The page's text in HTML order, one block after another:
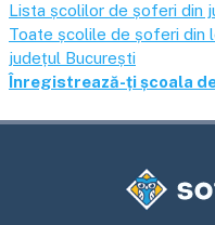
Lista școlilor de șoferi din
Toate școlile de șoferi din
județul București
Înregistrează-ți școala